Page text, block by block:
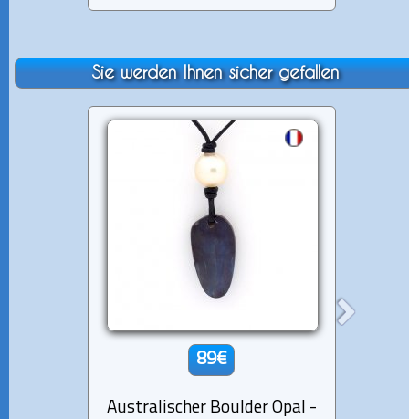
Sie werden Ihnen sicher gefallen
89€
Australischer Boulder Opal -